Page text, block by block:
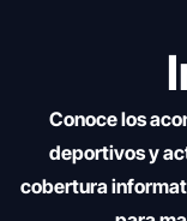
Conoce los
deportivos y
cobertura